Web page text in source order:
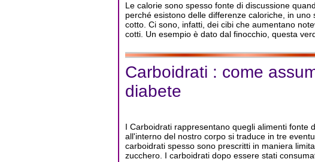
Le calorie sono spesso fonte di discussione
perché esistono delle differenze caloriche, in
cotto. Ci sono, infatti, dei cibi che aumentano
cotti. Un esempio è dato dal finocchio, questa
Carboidrati : come
diabete
I Carboidrati rappresentano quegli alimenti fonte
all'interno del nostro corpo si traduce in tre
carboidrati spesso sono prescritti in maniera
zucchero. I carboidrati dopo essere stati